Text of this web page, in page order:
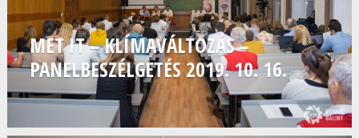
MET IT – KLÍMAVÁLTOZÁS –
PANELBESZÉLGETÉS 2019. 10. 16.